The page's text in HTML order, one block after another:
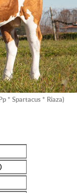
* Spartacus * Riaza)